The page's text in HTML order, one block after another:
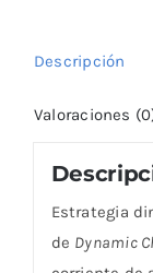
Descripción
Valoraciones
Estrategia
de Dynamic